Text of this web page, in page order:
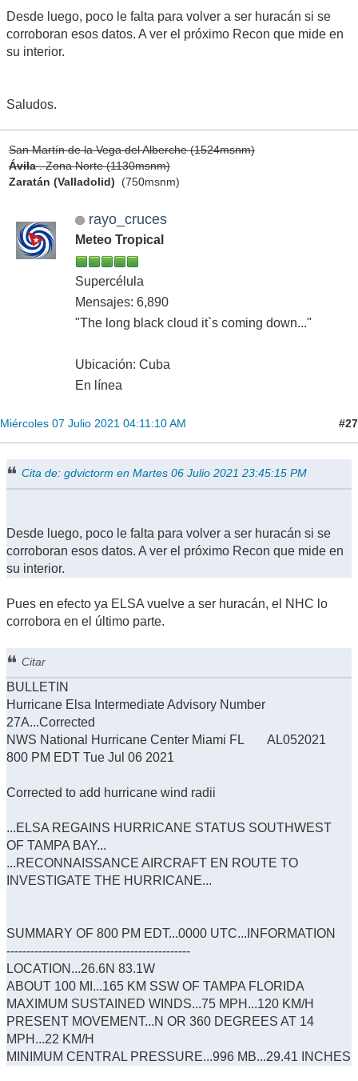
Desde luego, poco le falta para volver a ser huracán si se
corroboran esos datos. A ver el próximo Recon que mide en
su interior.
Saludos.
San Martín de la Vega del Alberche (1524msnm)
Ávila. Zona Norte (1130msnm)
Zaratán (Valladolid) (750msnm)
rayo_cruces
Meteo Tropical
Supercélula
Mensajes: 6,890
"The long black cloud it`s coming down..."
Ubicación: Cuba
En línea
Miércoles 07 Julio 2021 04:11:10 AM #27
Cita de: gdvictorm en Martes 06 Julio 2021 23:45:15 PM
Desde luego, poco le falta para volver a ser huracán si se
corroboran esos datos. A ver el próximo Recon que mide en
su interior.
Pues en efecto ya ELSA vuelve a ser huracán, el NHC lo
corrobora en el último parte.
Citar
BULLETIN
Hurricane Elsa Intermediate Advisory Number
27A...Corrected
NWS National Hurricane Center Miami FL AL052021
800 PM EDT Tue Jul 06 2021
Corrected to add hurricane wind radii
...ELSA REGAINS HURRICANE STATUS SOUTHWEST
OF TAMPA BAY...
...RECONNAISSANCE AIRCRAFT EN ROUTE TO
INVESTIGATE THE HURRICANE...
SUMMARY OF 800 PM EDT...0000 UTC...INFORMATION
----------------------------------------------
LOCATION...26.6N 83.1W
ABOUT 100 MI...165 KM SSW OF TAMPA FLORIDA
MAXIMUM SUSTAINED WINDS...75 MPH...120 KM/H
PRESENT MOVEMENT...N OR 360 DEGREES AT 14
MPH...22 KM/H
MINIMUM CENTRAL PRESSURE...996 MB...29.41 INCHES